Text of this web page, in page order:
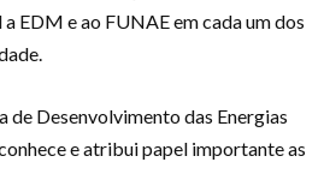
EDM e ao FUNAE em cada um dos
de Desenvolvimento das Energias
e atribui papel importante as